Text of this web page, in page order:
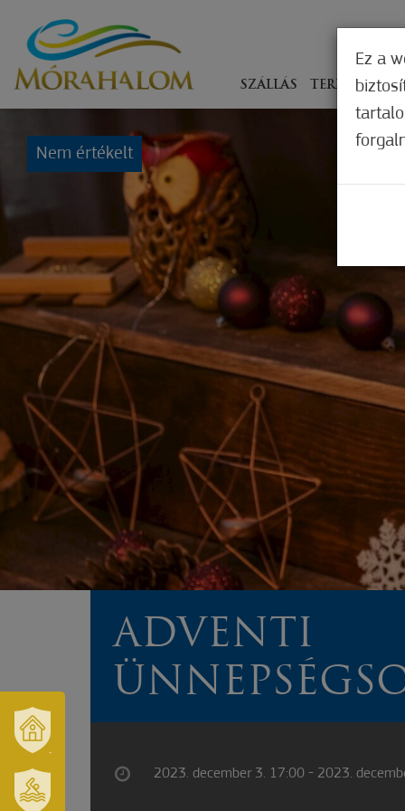
ÉS
TÉRSÉGÜNK
SZÁLLÁS TERÍTÉKEN
Nem értékelt
ADVENTI
2023. december 3. 17:00 - 2023.
Ez a